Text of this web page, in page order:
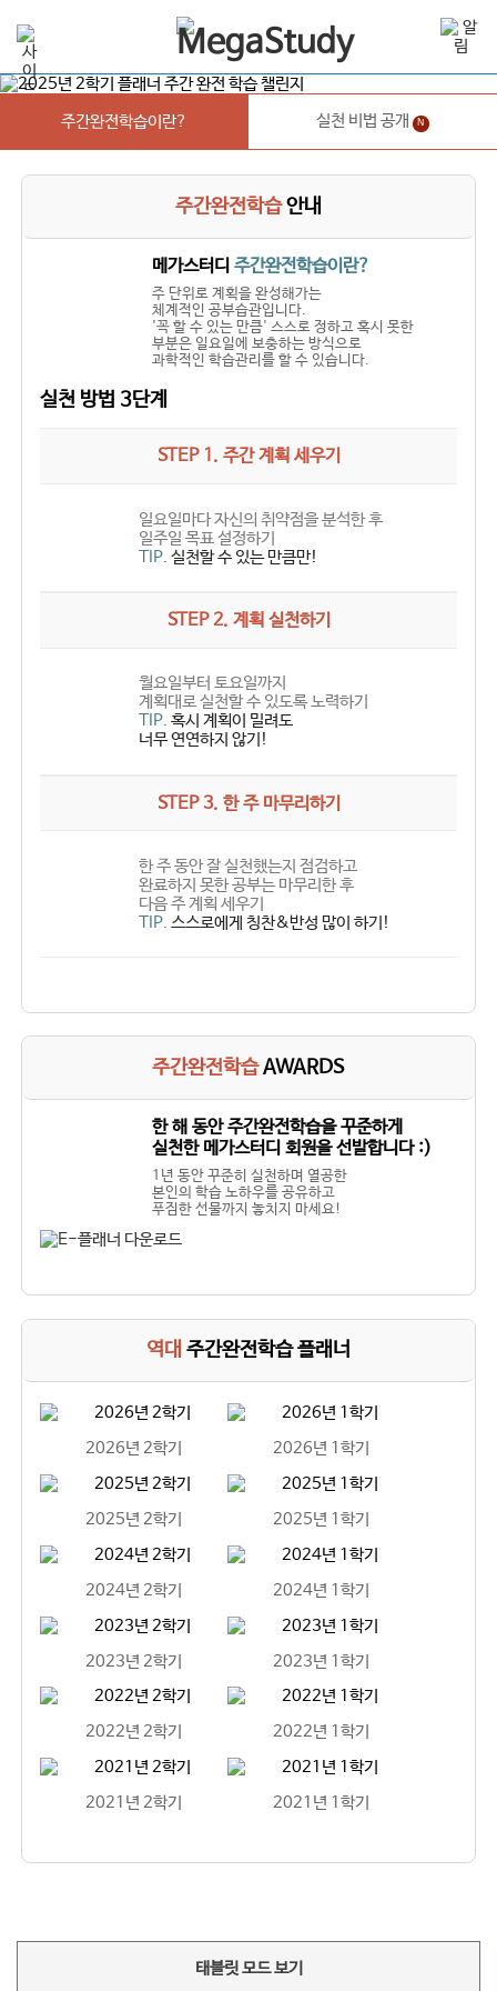
주간완전학습이란? 실천 비법 공개 N
주간완전학습안내
메가스터디주간완전학습이란?
주 단위로 계획을 완성해가는
체계적인 공부습관입니다.
'꼭 할 수 있는 만큼' 스스로 정하고 혹시 못한
부분은 일요일에 보충하는 방식으로
과학적인 학습관리를 할 수 있습니다.
실천 방법 3단계
STEP 1. 주간 계획 세우기
일요일마다 자신의 취약점을 분석한 후
일주일 목표 설정하기
TIP. 실천할 수 있는 만큼만!
STEP 2. 계획 실천하기
월요일부터 토요일까지
계획대로 실천할 수 있도록 노력하기
TIP. 혹시 계획이 밀려도
너무 연연하지 않기!
STEP 3. 한 주 마무리하기
한 주 동안 잘 실천했는지 점검하고
완료하지 못한 공부는 마무리한 후
다음 주 계획 세우기
TIP. 스스로에게 칭찬&반성 많이 하기!
주간완전학습AWARDS
한 해 동안 주간완전학습을 꾸준하게
실천한 메가스터디 회원을 선발합니다 :)
1년 동안 꾸준히 실천하며 열공한
본인의 학습 노하우를 공유하고
푸짐한 선물까지 놓치지 마세요!
역대 주간완전학습 플래너
2026년 2학기 2026년 1학기
2025년 2학기 2025년 1학기
2024년 2학기 2024년 1학기
2023년 2학기 2023년 1학기
2022년 2학기 2022년 1학기
2021년 2학기 2021년 1학기
태블릿 모드 보기